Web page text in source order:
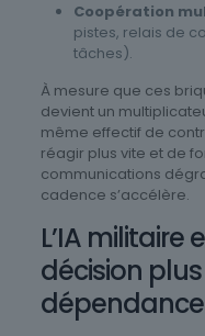
Coopération
pistes, relais de
tâches).
À mesure que ces
devient un
même effectif de
réagir plus vite et de
communications
cadence s’accélère.
L’IA militaire
décision